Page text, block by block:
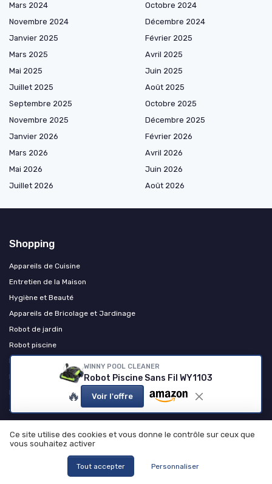
WINNY POOL CLEANER
Robot Piscine Sans Fil WY1103
🔥 Voir l'offre
Mars 2024
Octobre 2024
Novembre 2024
Décembre 2024
Janvier 2025
Février 2025
Mars 2025
Avril 2025
Mai 2025
Juin 2025
Juillet 2025
Août 2025
Septembre 2025
Octobre 2025
Novembre 2025
Décembre 2025
Janvier 2026
Février 2026
Mars 2026
Avril 2026
Mai 2026
Juin 2026
Juillet 2026
Août 2026
Shopping
Appareils de Cuisine
Entretien de la Maison
Hygiène et Beauté
Appareils de Bricolage et Jardinage
Robot de jardin
Robot piscine
Robot aspirateur et entretien des sols
Robot lave-vitres
Robot de cuisine
Autres produits et accessoires
Comprendre et résoudre les codes d'erreur de votre lave-linge Valberg
Ce site utilise des cookies et vous donne le contrôle sur ceux que
vous souhaitez activer
Tout accepter Personnaliser